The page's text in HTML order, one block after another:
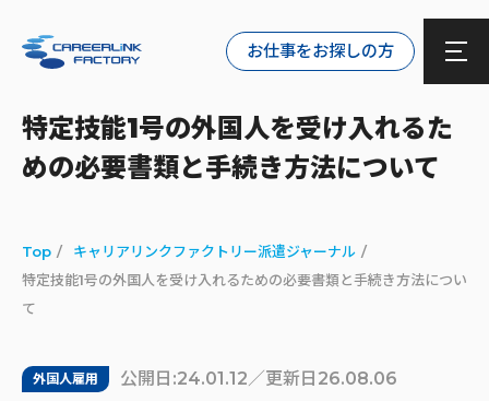
お仕事をお探しの方
特定技能1号の外国人を受け入れるた
めの必要書類と手続き方法について
Top
キャリアリンクファクトリー派遣ジャーナル
特定技能1号の外国人を受け入れるための必要書類と手続き方法につい
て
外国人雇用 公開日:24.01.12／更新日26.08.06